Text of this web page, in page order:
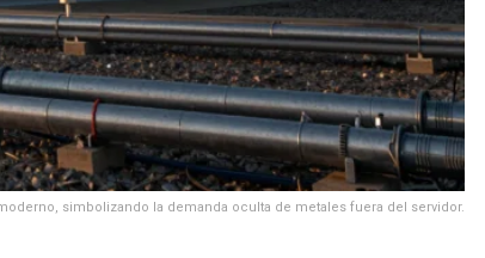
simbolizando la demanda oculta de metales fuera del servidor.